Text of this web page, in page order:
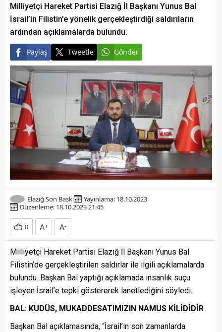
Milliyetçi Hareket Partisi Elazığ İl Başkanı Yunus Bal
İsrail’in Filistin’e yönelik gerçekleştirdiği saldırıların
ardından açıklamalarda bulundu.
Paylaş Tweetle Gönder
Elazığ Son Baskı
Yayınlama: 18.10.2023
Düzenleme: 18.10.2023 21:45
0 A+ A-
Milliyetçi Hareket Partisi Elazığ İl Başkanı Yunus Bal
Filistin’de gerçekleştirilen saldırlar ile ilgili açıklamalarda
bulundu. Başkan Bal yaptığı açıklamada insanlık suçu
işleyen İsrail’e tepki göstererek lanetlediğini söyledi.
BAL: KUDÜS, MUKADDESATIMIZIN NAMUS KİLİDİDİR
Başkan Bal açıklamasında, “İsrail’in son zamanlarda